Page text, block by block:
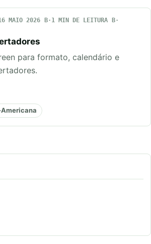
MAIO 2026
1 MIN DE LEITURA
para formato, calendário e